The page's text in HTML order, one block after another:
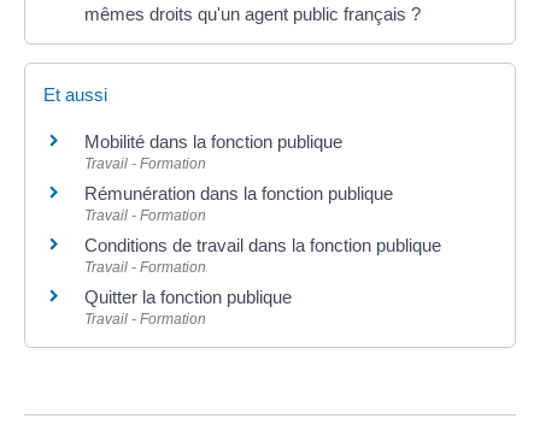
mêmes droits qu'un agent public français ?
Et aussi
Mobilité dans la fonction publique
Travail - Formation
Rémunération dans la fonction publique
Travail - Formation
Conditions de travail dans la fonction publique
Travail - Formation
Quitter la fonction publique
Travail - Formation